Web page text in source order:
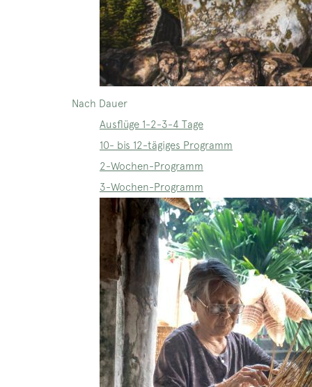
Nach Dauer
Ausflüge 1-2-3-4 Tage
10- bis 12-tägiges Programm
2-Wochen-Programm
3-Wochen-Programm